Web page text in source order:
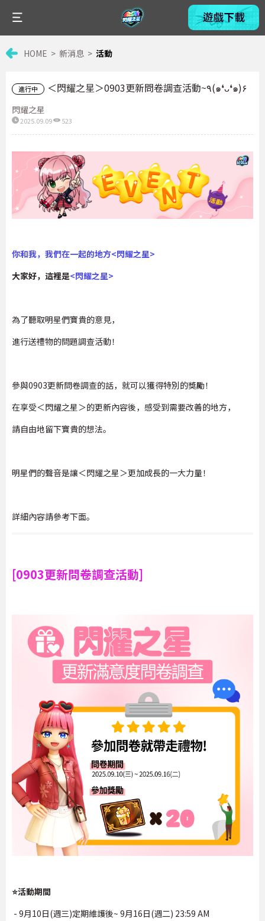
HOME 新消息 活動
進行中 ＜閃耀之星＞0903更新問卷調查活動~٩(๑❛ᴗ❛๑)۶
閃耀之星
2025.09.09 523
你和我，我們在一起的地方<閃耀之星>
大家好，這裡是<閃耀之星>
為了聽取明星們寶貴的意見，
進行送禮物的問題調查活動！
參與0903更新問卷調查的話，就可以獲得特別的獎勵！
在享受＜閃耀之星＞的更新內容後，感受到需要改善的地方，
請自由地留下寶貴的想法。
明星們的聲音是讓＜閃耀之星＞更加成長的一大力量！
詳細內容請參考下面。
[0903更新問卷調查活動]
⭐活動期間
- 9月10日(週三)定期維護後~ 9月16日(週二) 23:59 AM